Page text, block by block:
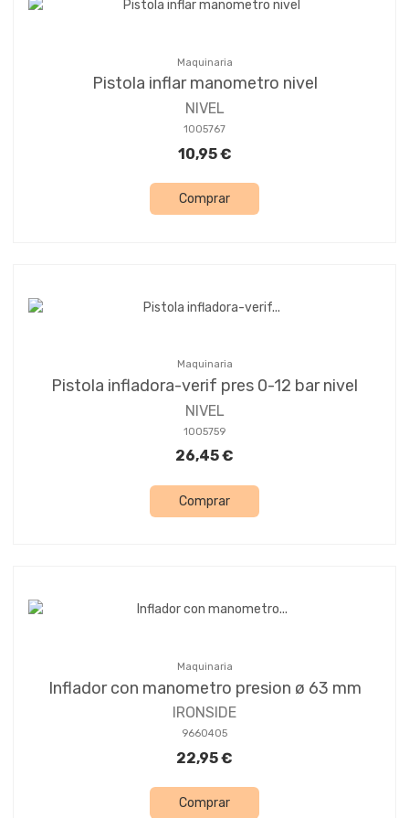
Maquinaria
Pistola inflar manometro nivel
NIVEL
1005767
10,95 €
Comprar
Maquinaria
Pistola infladora-verif pres 0-12 bar nivel
NIVEL
1005759
26,45 €
Comprar
Maquinaria
Inflador con manometro presion ø 63 mm
IRONSIDE
9660405
22,95 €
Comprar